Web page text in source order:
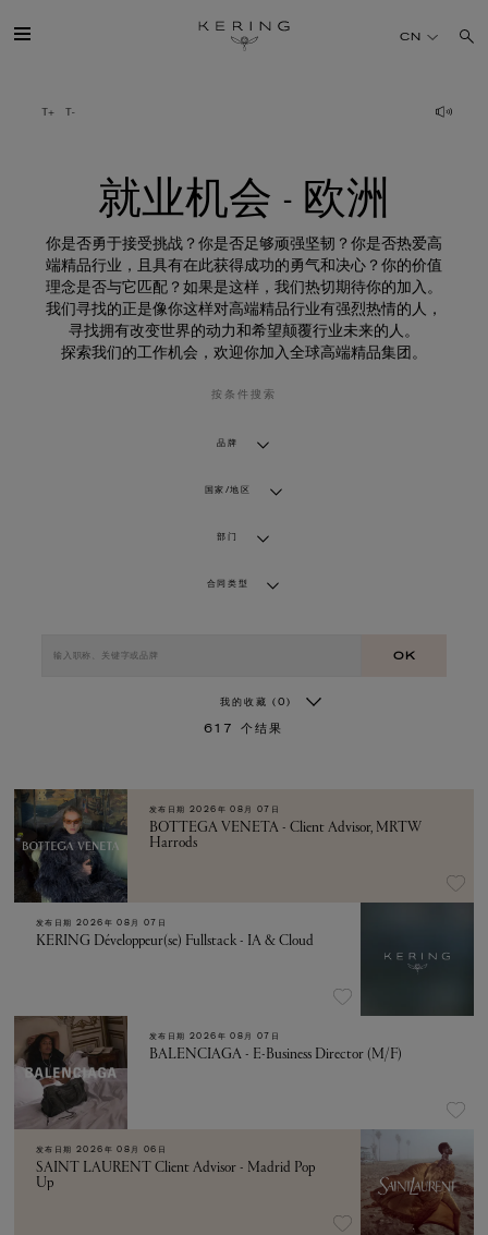
业
机
可持续发展
FINANCE
加入我们
CN
就业机会 - 欧洲
你是否勇于接受挑战？你是否足够顽强坚韧？你是否热爱高
端精品行业，且具有在此获得成功的勇气和决心？你的价值
理念是否与它匹配？如果是这样，我们热切期待你的加入。
我们寻找的正是像你这样对高端精品行业有强烈热情的人，
寻找拥有改变世界的动力和希望颠覆行业未来的人。
探索我们的工作机会，欢迎你加入全球高端精品集团。
按条件搜索
品牌
国家/地区
部门
合同类型
OK
我的收藏 (0)
617 个结果
发布日期 2026年 08月 07日
BOTTEGA VENETA - Client Advisor, MRTW
Harrods
发布日期 2026年 08月 07日
KERING Développeur(se) Fullstack - IA & Cloud
发布日期 2026年 08月 07日
BALENCIAGA - E-Business Director (M/F)
发布日期 2026年 08月 06日
SAINT LAURENT Client Advisor - Madrid Pop
Up